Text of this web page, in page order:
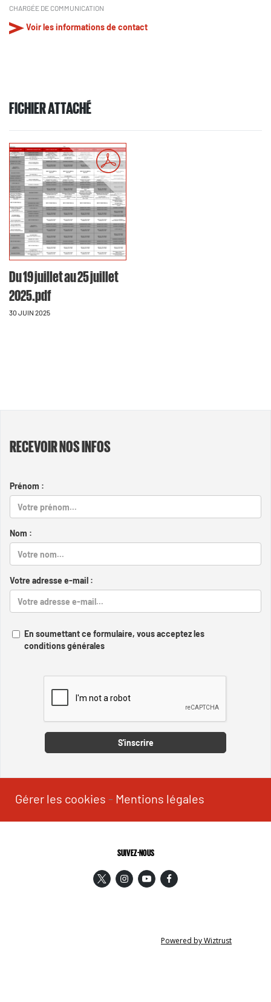
CHARGÉE DE COMMUNICATION
Voir les informations de contact
FICHIER ATTACHÉ
Du 19 juillet au 25 juillet
2025.pdf
30 JUIN 2025
RECEVOIR NOS INFOS
Prénom :
Nom :
Votre adresse e-mail :
En soumettant ce formulaire, vous acceptez les
conditions générales
S'inscrire
Gérer les cookies - Mentions légales
SUIVEZ-NOUS
Powered by Wiztrust